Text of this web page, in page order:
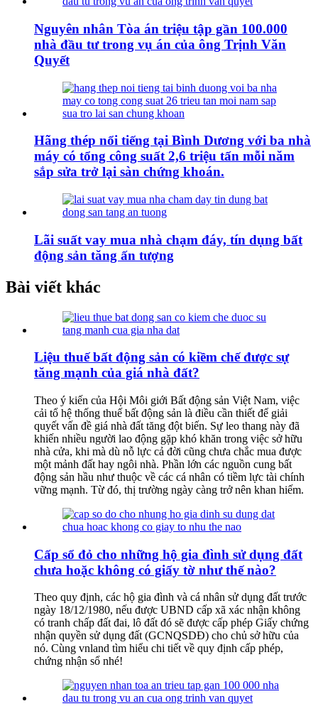
Nguyên nhân Tòa án triệu tập gần 100.000
nhà đầu tư trong vụ án của ông Trịnh Văn
Quyết
Hãng thép nổi tiếng tại Bình Dương với ba nhà
máy có tổng công suất 2,6 triệu tấn mỗi năm
sắp sửa trở lại sàn chứng khoán.
Lãi suất vay mua nhà chạm đáy, tín dụng bất
động sản tăng ấn tượng
Bài viết khác
Liệu thuế bất động sản có kiềm chế được sự
tăng mạnh của giá nhà đất?
Theo ý kiến của Hội Môi giới Bất động sản Việt Nam, việc
cải tổ hệ thống thuế bất động sản là điều cần thiết để giải
quyết vấn đề giá nhà đất tăng đột biến. Sự leo thang này đã
khiến nhiều người lao động gặp khó khăn trong việc sở hữu
nhà cửa, khi mà dù nỗ lực cả đời cũng chưa chắc mua được
một mảnh đất hay ngôi nhà. Phần lớn các nguồn cung bất
động sản hầu như thuộc về các cá nhân có tiềm lực tài chính
vững mạnh. Từ đó, thị trường ngày càng trở nên khan hiếm.
Cấp sổ đỏ cho những hộ gia đình sử dụng đất
chưa hoặc không có giấy tờ như thế nào?
Theo quy định, các hộ gia đình và cá nhân sử dụng đất trước
ngày 18/12/1980, nếu được UBND cấp xã xác nhận không
có tranh chấp đất đai, lô đất đó sẽ được cấp phép Giấy chứng
nhận quyền sử dụng đất (GCNQSDĐ) cho chủ sở hữu của
nó. Cùng vnland tìm hiểu chi tiết về quy định cấp phép,
chứng nhận sổ nhé!